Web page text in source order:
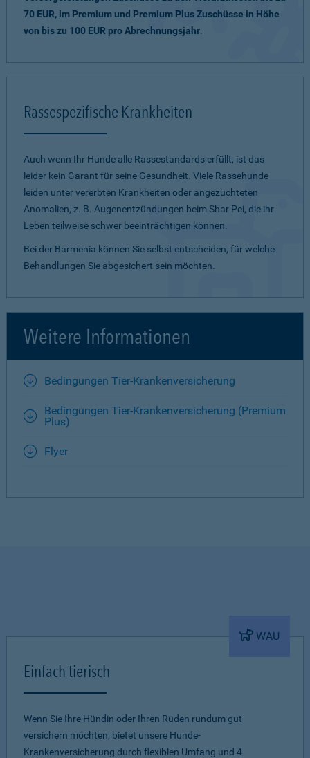
70 EUR, im Premium und Premium Plus Zuschüsse in Höhe
von bis zu 100 EUR pro Abrechnungsjahr.
Rassespezifische Krankheiten
Auch wenn Ihr Hunde alle Rassestandards erfüllt, ist das
leider kein Garant für seine Gesundheit. Viele Rassehunde
leiden unter vererbten Krankheiten oder angezüchteten
Anomalien, z. B. Augenentzündungen beim Shar Pei, die ihr
Leben teilweise schwer beeinträchtigen können.
Bei der Barmenia können Sie selbst entscheiden, für welche
Behandlungen Sie abgesichert sein möchten.
Weitere Informationen
Bedingungen Tier-Krankenversicherung
Bedingungen Tier-Krankenversicherung (Premium
Plus)
Flyer
WAU
Einfach tierisch
Wenn Sie Ihre Hündin oder Ihren Rüden rundum gut
versichern möchten, bietet unsere Hunde-
Krankenversicherung durch flexiblen Umfang und 4